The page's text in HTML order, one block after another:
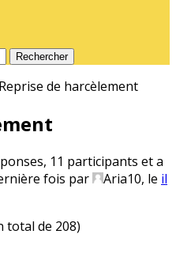
Rechercher
Reprise de harcèlement
11 participants et a
fois par
Aria10, le il
total de 208)